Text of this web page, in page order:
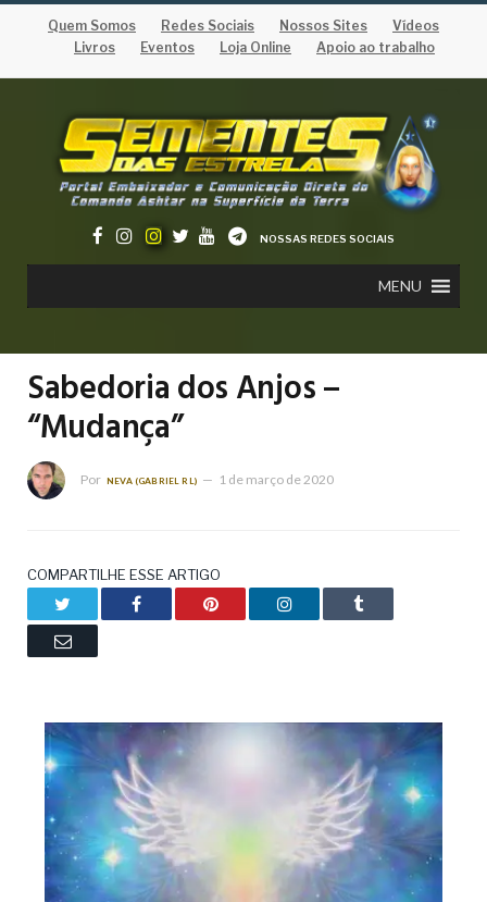
Quem Somos Redes Sociais Nossos Sites
Vídeos
Livros
Eventos Loja Online Apoio ao trabalho
NOSSAS REDES SOCIAIS
MENU
Sabedoria dos Anjos –
“Mudança”
Por NEVA (GABRIEL RL) 1 de março de 2020
COMPARTILHE ESSE ARTIGO
Facebook Pinterest LinkedIn Tumblr
Email